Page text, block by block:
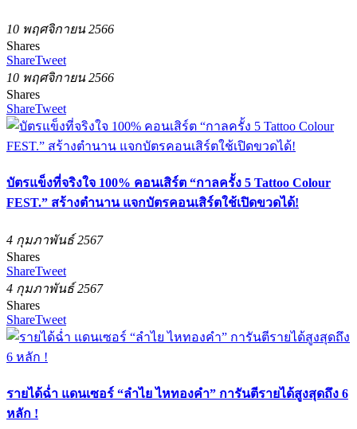
10 พฤศจิกายน 2566
Shares
ShareTweet
10 พฤศจิกายน 2566
Shares
ShareTweet
บัตรแข็งที่จริงใจ 100% คอนเสิร์ต “กาลครั้ง 5 Tattoo Colour
FEST.” สร้างตำนาน แจกบัตรคอนเสิร์ตใช้เปิดขวดได้!
4 กุมภาพันธ์ 2567
Shares
ShareTweet
4 กุมภาพันธ์ 2567
Shares
ShareTweet
รายได้ฉ่ำ แดนเซอร์ “ลำไย ไหทองคำ” การันตีรายได้สูงสุดถึง 6
หลัก !